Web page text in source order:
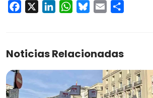
Facebook LinkedInWhatsApp
Bluesky
Email
Noticias Relacionadas